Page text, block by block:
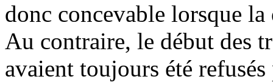
donc concevable lorsque la
Au contraire, le début des
avaient toujours été